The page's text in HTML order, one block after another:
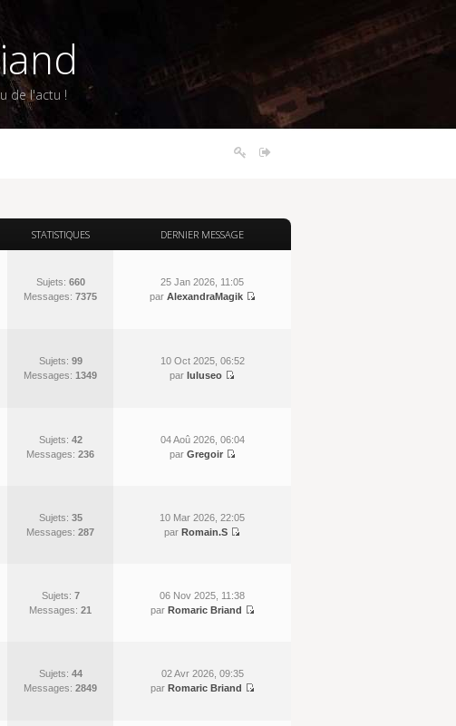
de l'actu !
STATISTIQUES DERNIER MESSAGE
Sujets: 660
Messages: 7375
25 Jan 2026, 11:05
par AlexandraMagik
Sujets: 99
Messages: 1349
10 Oct 2025, 06:52
par luluseo
Sujets: 42
Messages: 236
04 Aoû 2026, 06:04
par Gregoir
Sujets: 35
Messages: 287
10 Mar 2026, 22:05
par Romain.S
Sujets: 7
Messages: 21
06 Nov 2025, 11:38
par Romaric Briand
Sujets: 44
Messages: 2849
02 Avr 2026, 09:35
par Romaric Briand